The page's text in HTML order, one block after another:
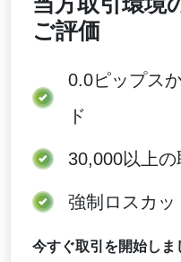
用されます。
このバージョンで
す。新しいデータほ
平均値は価格変動に
WMAと同様に、こ
とは異なり、古いデ
はなく、時間の経過
ますが、古いデータ
ご評価
0.0ピップス
ド
30,000以上の
強制ロスカッ
今すぐ取引を開始しま